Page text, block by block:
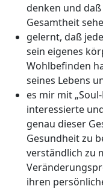
denken und
Gesamtheit
gelernt, daß
sein eigenes
Wohlbefinden
seines Lebens
es mir mit
interessierte
genau dieser
Gesundheit zu
verständlich zu
ihren